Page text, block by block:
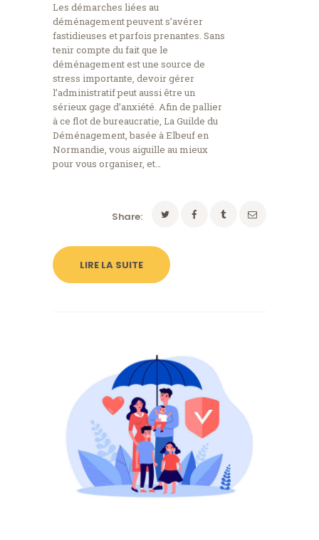
Les démarches liées au
déménagement peuvent s’avérer
fastidieuses et parfois prenantes. Sans
tenir compte du fait que le
déménagement est une source de
stress importante, devoir gérer
l’administratif peut aussi être un
sérieux gage d’anxiété. Afin de pallier
à ce flot de bureaucratie, La Guilde du
Déménagement, basée à Elbeuf en
Normandie, vous aiguille au mieux
pour vous organiser, et…
Share:
LIRE LA SUITE